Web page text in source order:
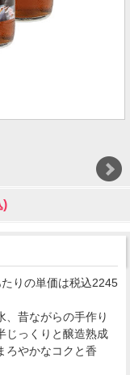
)
りの単価は税込2245
、昔ながらの手作り
じっくりと醸造熟成
ろやかなコクと香